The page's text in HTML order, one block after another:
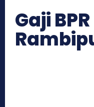
Gaji